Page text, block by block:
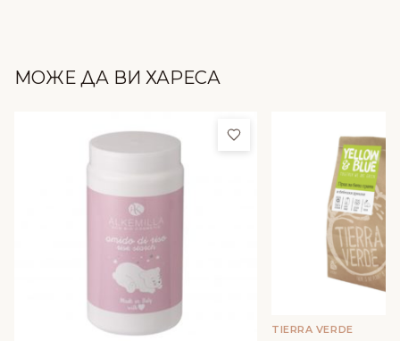
МОЖЕ ДА ВИ ХАРЕСА
Добави в любими
TIERRA VERDE